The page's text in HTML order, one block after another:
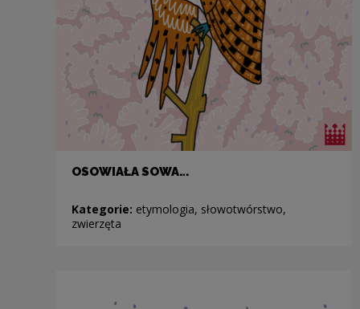
OSOWIAŁA SOWA…
Kategorie: etymologia, słowotwórstwo,
zwierzęta